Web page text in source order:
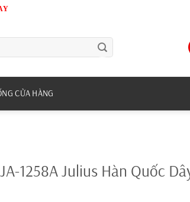
CỬA HÀNG
1258A Julius Hàn Quốc